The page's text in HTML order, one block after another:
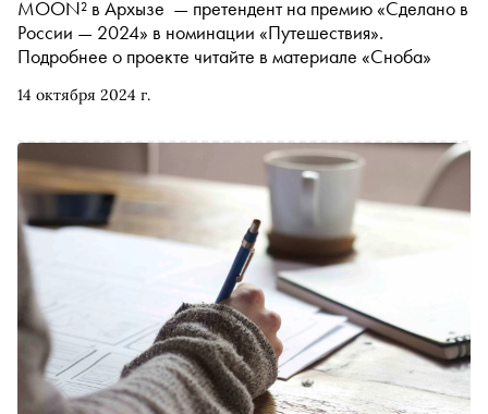
14 октября 2024 г.
MOON² в Архызе — претендент на премию «Сделано в
России — 2024» в номинации «Путешествия».
Подробнее о проекте читайте в материале «Сноба»